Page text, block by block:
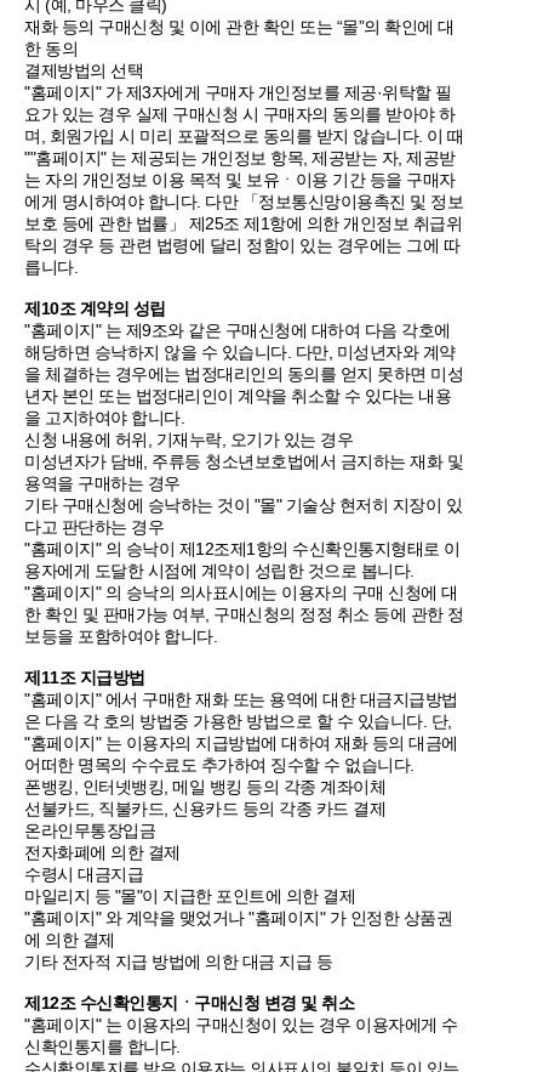
시 (예, 마우스 클릭)
재화 등의 구매신청 및 이에 관한 확인 또는 “몰”의 확인에 대
한 동의
결제방법의 선택
"홈페이지" 가 제3자에게 구매자 개인정보를 제공·위탁할 필
요가 있는 경우 실제 구매신청 시 구매자의 동의를 받아야 하
며, 회원가입 시 미리 포괄적으로 동의를 받지 않습니다. 이 때
""홈페이지" 는 제공되는 개인정보 항목, 제공받는 자, 제공받
는 자의 개인정보 이용 목적 및 보유ㆍ이용 기간 등을 구매자
에게 명시하여야 합니다. 다만 「정보통신망이용촉진 및 정보
보호 등에 관한 법률」 제25조 제1항에 의한 개인정보 취급위
탁의 경우 등 관련 법령에 달리 정함이 있는 경우에는 그에 따
릅니다.
제10조 계약의 성립
"홈페이지" 는 제9조와 같은 구매신청에 대하여 다음 각호에
해당하면 승낙하지 않을 수 있습니다. 다만, 미성년자와 계약
을 체결하는 경우에는 법정대리인의 동의를 얻지 못하면 미성
년자 본인 또는 법정대리인이 계약을 취소할 수 있다는 내용
을 고지하여야 합니다.
신청 내용에 허위, 기재누락, 오기가 있는 경우
미성년자가 담배, 주류등 청소년보호법에서 금지하는 재화 및
용역을 구매하는 경우
기타 구매신청에 승낙하는 것이 "몰" 기술상 현저히 지장이 있
다고 판단하는 경우
"홈페이지" 의 승낙이 제12조제1항의 수신확인통지형태로 이
용자에게 도달한 시점에 계약이 성립한 것으로 봅니다.
"홈페이지" 의 승낙의 의사표시에는 이용자의 구매 신청에 대
한 확인 및 판매가능 여부, 구매신청의 정정 취소 등에 관한 정
보등을 포함하여야 합니다.
제11조 지급방법
"홈페이지" 에서 구매한 재화 또는 용역에 대한 대금지급방법
은 다음 각 호의 방법중 가용한 방법으로 할 수 있습니다. 단,
"홈페이지" 는 이용자의 지급방법에 대하여 재화 등의 대금에
어떠한 명목의 수수료도 추가하여 징수할 수 없습니다.
폰뱅킹, 인터넷뱅킹, 메일 뱅킹 등의 각종 계좌이체
선불카드, 직불카드, 신용카드 등의 각종 카드 결제
온라인무통장입금
전자화폐에 의한 결제
수령시 대금지급
마일리지 등 "몰"이 지급한 포인트에 의한 결제
"홈페이지" 와 계약을 맺었거나 "홈페이지" 가 인정한 상품권
에 의한 결제
기타 전자적 지급 방법에 의한 대금 지급 등
제12조 수신확인통지ㆍ구매신청 변경 및 취소
"홈페이지" 는 이용자의 구매신청이 있는 경우 이용자에게 수
신확인통지를 합니다.